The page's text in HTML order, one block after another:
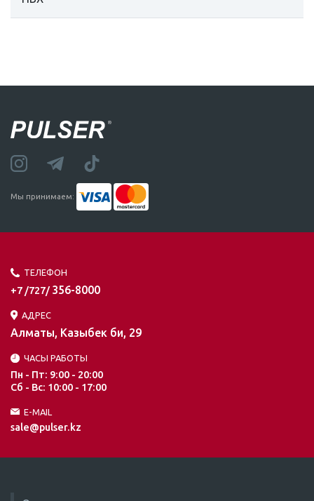
Мы принимаем:
ТЕЛЕФОН
+7 /727/ 356-8000
АДРЕС
Алматы, Казыбек би, 29
ЧАСЫ РАБОТЫ
Пн - Пт: 9:00 - 20:00
Сб - Вс: 10:00 - 17:00
E-MAIL
sale@pulser.kz